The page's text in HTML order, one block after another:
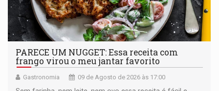
PARECE UM NUGGET: Essa receita com
frango virou o meu jantar favorito
Gastronomia 09 de Agosto de 2026 às 17:00